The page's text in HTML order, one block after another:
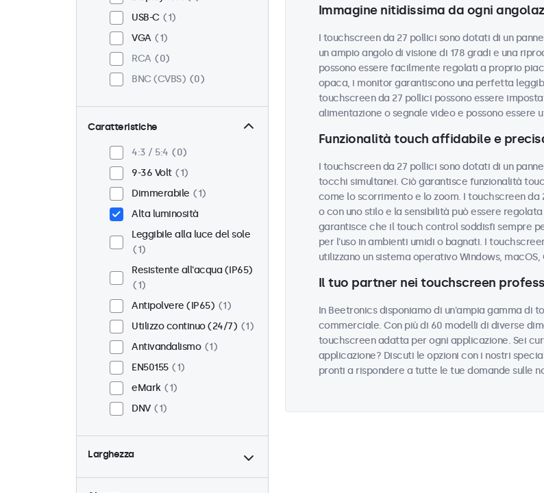
USB-C
1
VGA
1
RCA
0
BNC (CVBS)
0
Caratteristiche
4:3 / 5:4
0
9-36 Volt
1
Dimmerabile
1
Alta luminosità
Leggibile alla luce del sole
1
Resistente all'acqua (IP65)
1
Antipolvere (IP65)
1
Utilizzo continuo (24/7)
1
Antivandalismo
1
EN50155
1
eMark
1
DNV
1
Larghezza
Immagine nitidissima da ogni
I touchscreen da 27 pollici sono dotati di un
un ampio angolo di visione di 178 gradi e una
possono essere facilmente regolati a proprio
opaca, i monitor garantiscono una perfetta
touchscreen da 27 pollici possono essere
alimentazione o segnale video e possono
Funzionalità touch affidabile e
I touchscreen da 27 pollici sono dotati di un
tocchi simultanei. Ciò garantisce funzionalità
come lo scorrimento e lo zoom. I touchscreen da
o con uno stilo e la sensibilità può essere
garantisce che il touch control soddisfi sempre
per l'uso in ambienti umidi o bagnati. I
utilizzano un sistema operativo Windows, macOS,
Il tuo partner nei touchscreen
In Beetronics disponiamo di un'ampia gamma di
commerciale. Con più di 60 modelli di diverse
touchscreen adatta per ogni applicazione. Sei
applicazione? Discuti le opzioni con i nostri
pronti a rispondere a tutte le tue domande sulle